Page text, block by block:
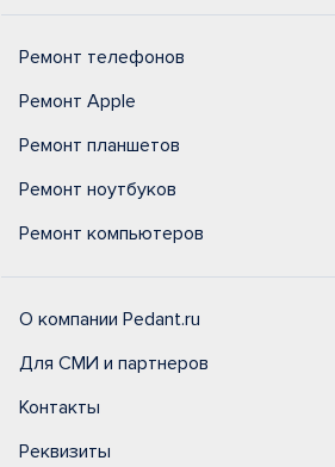
Ремонт телефонов
Ремонт Apple
Ремонт планшетов
Ремонт ноутбуков
Ремонт компьютеров
О компании Pedant.ru
Для СМИ и партнеров
Контакты
Реквизиты